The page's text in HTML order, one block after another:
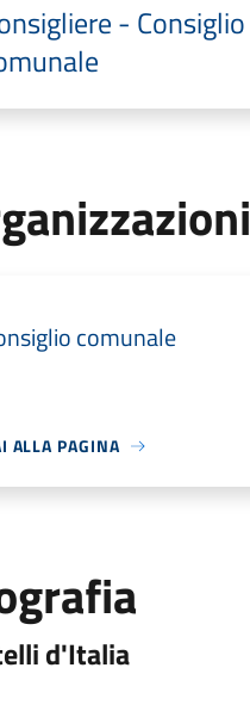
- Consiglio
comunale
ALLA PAGINA
d'Italia